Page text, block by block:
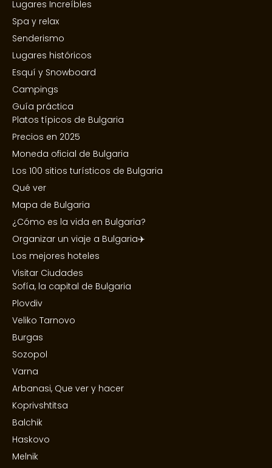
Lugares Increíbles
Spa y relax
Senderismo
Lugares históricos
Esquí y Snowboard
Campings
Guía práctica
Platos típicos de Bulgaria
Precios en 2025
Moneda oficial de Bulgaria
Los 100 sitios turísticos de Bulgaria
Qué ver
Mapa de Bulgaria
¿Cómo es la vida en Bulgaria?
Organizar un viaje a Bulgaria✈️
Los mejores hoteles
Visitar Ciudades
Sofía, la capital de Bulgaria
Plovdiv
Veliko Tarnovo
Burgas
Sozopol
Varna
Arbanasi, Que ver y hacer
Koprivshtitsa
Balchik
Haskovo
Melnik